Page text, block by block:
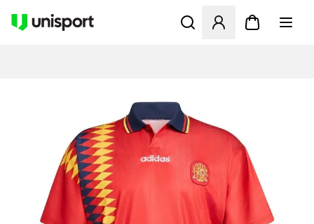
Åbner en Modal til at